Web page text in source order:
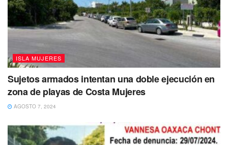
ISLA MUJERES
Sujetos armados intentan una doble ejecución en
zona de playas de Costa Mujeres
AGOSTO 7, 2024